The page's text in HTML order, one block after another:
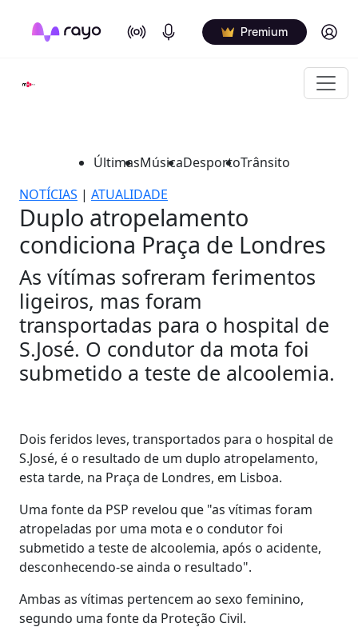
On Air Podcasts Premium Log in
ÚltimasMúsicaDesportoTrânsito
NOTÍCIAS | ATUALIDADE
Duplo atropelamento
condiciona Praça de Londres
As vítímas sofreram ferimentos
ligeiros, mas foram
transportadas para o hospital de
S.José. O condutor da mota foi
submetido a teste de alcoolemia.
Dois feridos leves, transportados para o hospital de
S.José, é o resultado de um duplo atropelamento,
esta tarde, na Praça de Londres, em Lisboa.
Uma fonte da PSP revelou que "as vítimas foram
atropeladas por uma mota e o condutor foi
submetido a teste de alcoolemia, após o acidente,
desconhecendo-se ainda o resultado".
Ambas as vítimas pertencem ao sexo feminino,
segundo uma fonte da Proteção Civil.